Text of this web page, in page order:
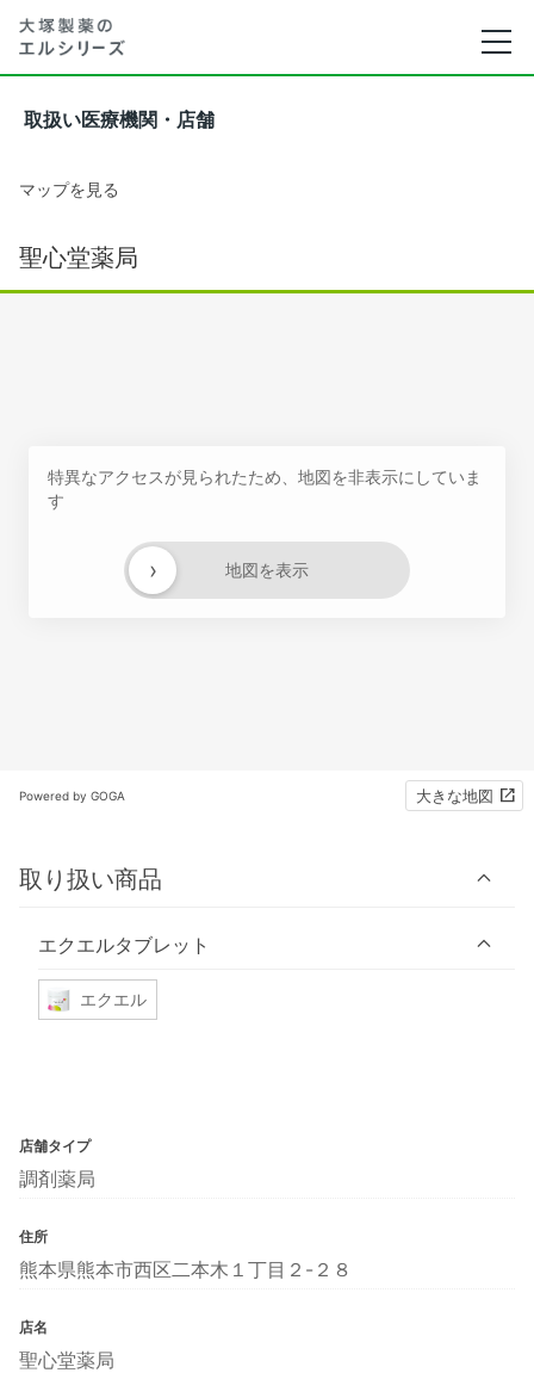
取扱い医療機関・店舗
マップを見る
聖心堂薬局
特異なアクセスが見られたため、地図を非表示にしていま
す
地図を表示
›
Powered by GOGA 大きな地図
取り扱い商品
エクエルタブレット
エクエル
店舗タイプ
調剤薬局
住所
熊本県熊本市西区二本木１丁目２-２８
店名
聖心堂薬局